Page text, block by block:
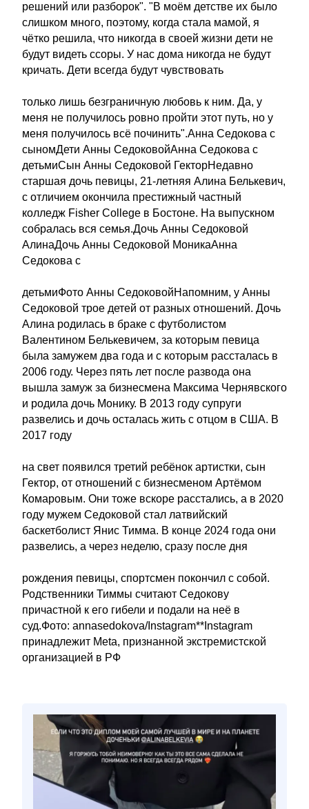
решений или разборок". "В моём детстве их было
слишком много, поэтому, когда стала мамой, я
чётко решила, что никогда в своей жизни дети не
будут видеть ссоры. У нас дома никогда не будут
кричать. Дети всегда будут чувствовать
только лишь безграничную любовь к ним. Да, у
меня не получилось ровно пройти этот путь, но у
меня получилось всё починить".Анна Седокова с
сыномДети Анны СедоковойАнна Седокова с
детьмиСын Анны Седоковой ГекторНедавно
старшая дочь певицы, 21-летняя Алина Белькевич,
с отличием окончила престижный частный
колледж Fisher College в Бостоне. На выпускном
собралась вся семья.Дочь Анны Седоковой
АлинаДочь Анны Седоковой МоникаАнна
Седокова с
детьмиФото Анны СедоковойНапомним, у Анны
Седоковой трое детей от разных отношений. Дочь
Алина родилась в браке с футболистом
Валентином Белькевичем, за которым певица
была замужем два года и с которым рассталась в
2006 году. Через пять лет после развода она
вышла замуж за бизнесмена Максима Чернявского
и родила дочь Монику. В 2013 году супруги
развелись и дочь осталась жить с отцом в США. В
2017 году
на свет появился третий ребёнок артистки, сын
Гектор, от отношений с бизнесменом Артёмом
Комаровым. Они тоже вскоре расстались, а в 2020
году мужем Седоковой стал латвийский
баскетболист Янис Тимма. В конце 2024 года они
развелись, а через неделю, сразу после дня
рождения певицы, спортсмен покончил с собой.
Родственники Тиммы считают Седокову
причастной к его гибели и подали на неё в
суд.Фото: annasedokova/Instagram**Instagram
принадлежит Meta, признанной экстремистской
организацией в РФ